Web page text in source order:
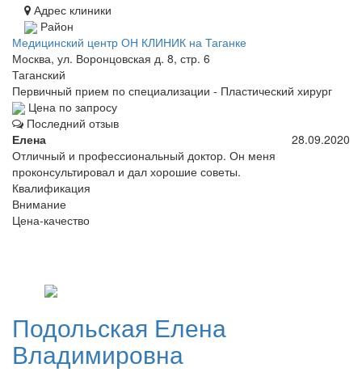
Адрес клиники
Район
Медицинский центр ОН КЛИНИК на Таганке
Москва, ул. Воронцовская д. 8, стр. 6
Таганский
Первичный прием по специализации - Пластический хирург
Цена по запросу
Последний отзыв
Елена
28.09.2020
Отличный и профессиональный доктор. Он меня
проконсультировал и дал хорошие советы.
Квалификация
Внимание
Цена-качество
Подольская Елена
Владимировна